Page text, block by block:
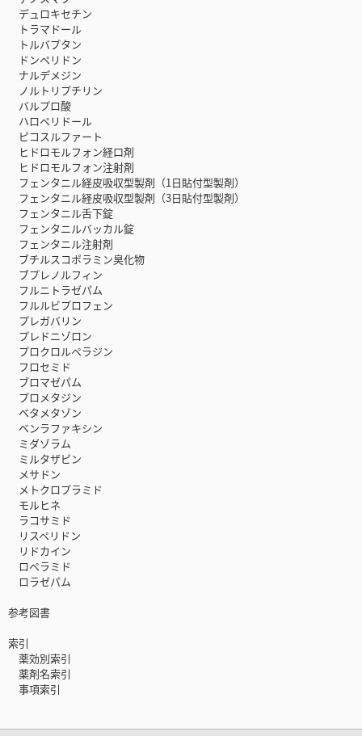
デュロキセチン
トラマドール
トルバプタン
ドンペリドン
ナルデメジン
ノルトリプチリン
バルプロ酸
ハロペリドール
ピコスルファート
ヒドロモルフォン経口剤
ヒドロモルフォン注射剤
フェンタニル経皮吸収型製剤（1日貼付型製剤）
フェンタニル経皮吸収型製剤（3日貼付型製剤）
フェンタニル舌下錠
フェンタニルバッカル錠
フェンタニル注射剤
ブチルスコポラミン臭化物
ブプレノルフィン
フルニトラゼパム
フルルビプロフェン
プレガバリン
プレドニゾロン
プロクロルペラジン
フロセミド
ブロマゼパム
プロメタジン
ベタメタゾン
ベンラファキシン
ミダゾラム
ミルタザピン
メサドン
メトクロプラミド
モルヒネ
ラコサミド
リスペリドン
リドカイン
ロペラミド
ロラゼパム
参考図書
索引
薬効別索引
薬剤名索引
事項索引